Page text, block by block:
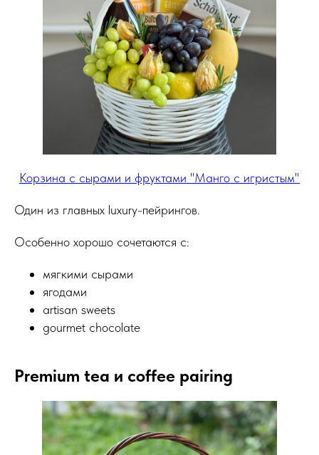
Корзина с сырами и фруктами "Манго с игристым"
Один из главных luxury-пейрингов.
Особенно хорошо сочетаются с:
мягкими сырами
ягодами
artisan sweets
gourmet chocolate
Premium tea и coffee pairing